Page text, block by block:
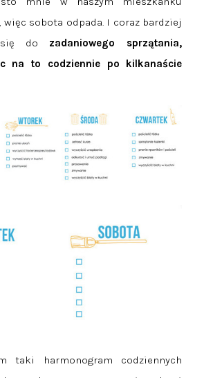
więc sobota odpada. I coraz bardziej
się do zadaniowego sprzątania,
na to codziennie po kilkanaście
taki harmonogram codziennych